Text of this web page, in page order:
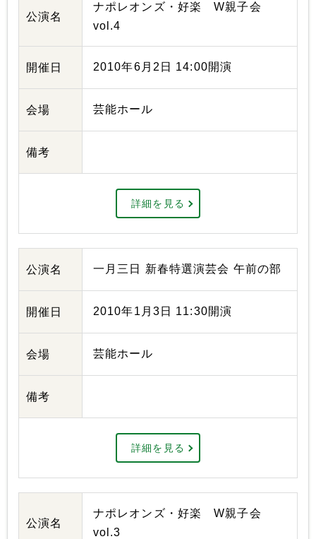
公演名
ナポレオンズ・好楽 W親子会
vol.4
開催日 2010年6月2日 14:00開演
会場 芸能ホール
備考
詳細を見る
公演名 一月三日 新春特選演芸会 午前の部
開催日 2010年1月3日 11:30開演
会場 芸能ホール
備考
詳細を見る
公演名
ナポレオンズ・好楽 W親子会
vol.3